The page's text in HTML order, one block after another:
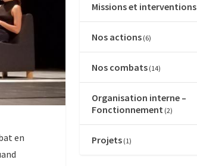
en
Missions et interventions
Nos actions (6)
Nos combats (14)
Organisation interne –
Fonctionnement (2)
Projets (1)